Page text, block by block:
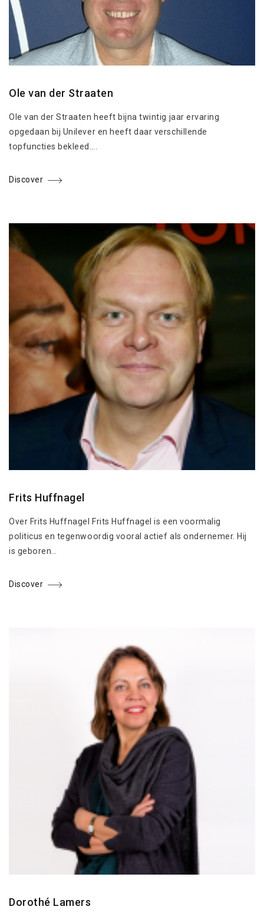
Ole van der Straaten
Ole van der Straaten heeft bijna twintig jaar ervaring
opgedaan bij Unilever en heeft daar verschillende
topfuncties bekleed….
Discover
Frits Huffnagel
Over Frits Huffnagel Frits Huffnagel is een voormalig
politicus en tegenwoordig vooral actief als ondernemer. Hij
is geboren…
Discover
Dorothé Lamers